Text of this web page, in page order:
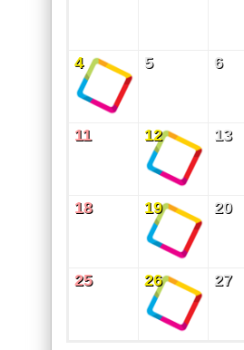
4
4 5
5 6
6
11
11 12
12 13
13
18
18 19
19 20
20
25
25 26
26 27
27